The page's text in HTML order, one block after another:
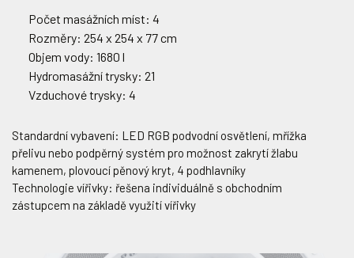
Počet masážních míst: 4
Rozměry: 254 x 254 x 77 cm
Objem vody: 1680 l
Hydromasážní trysky: 21
Vzduchové trysky: 4
Standardní vybavení: LED RGB podvodní osvětlení, mřížka
přelivu nebo podpěrný systém pro možnost zakrytí žlabu
kamenem, plovoucí pěnový kryt, 4 podhlavníky
Technologie vířivky: řešena individuálně s obchodním
zástupcem na základě využití vířivky